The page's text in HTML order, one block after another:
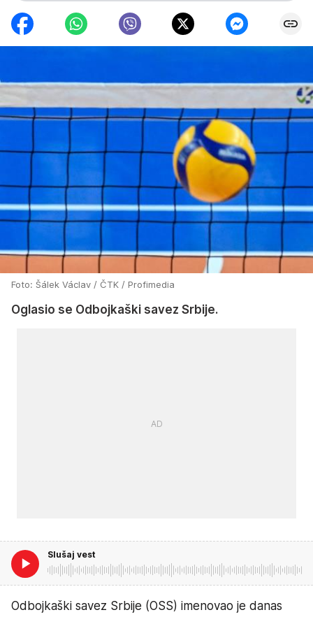
Foto: Šálek Václav / ČTK / Profimedia
Oglasio se Odbojkaški savez Srbije.
Slušaj vest
Odbojkaški savez Srbije (OSS) imenovao je danas